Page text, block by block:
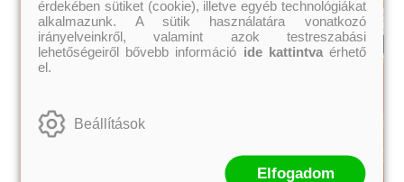
érdekében sütiket (cookie), illetve egyéb technológiákat
alkalmazunk. A sütik használatára vonatkozó
irányelveinkről, valamint azok testreszabási
lehetőségeiről bővebb információ ide kattintvaérhető
el.
Beállítások
Elfogadom